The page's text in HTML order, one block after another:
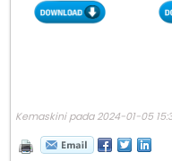
Kemaskini pada 2024-01-05